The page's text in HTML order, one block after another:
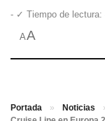
- ✓ Tiempo de lectura:
AA
Portada » Noticias